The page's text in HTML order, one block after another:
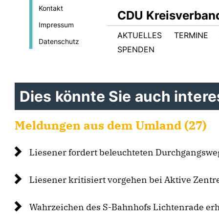
Kontakt
Impressum
Datenschutz
CDU
AKTUELLES TERMINE
SPENDEN
Dies könnte Sie auch
Meldungen aus dem Umland (27)
Liesener fordert beleuchteten
Liesener kritisiert vorgehen bei Aktive
Wahrzeichen des S-Bahnhofs Lichtenrade